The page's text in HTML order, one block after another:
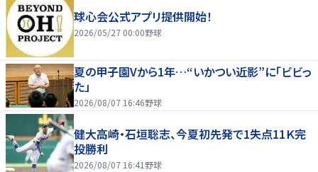
球心会公式アプリ提供開始！
2026/05/27 00:00野球
夏の甲子園Vから1年…“いかつい近影”に「ビビっ
た」
2026/08/07 16:46野球
健大高崎・石垣聡志、今夏初先発で1失点11Ｋ完
投勝利
2026/08/07 16:41 野球